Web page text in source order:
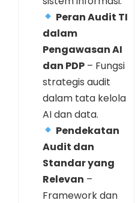
Peran Audit TI
dalam
Pengawasan AI
dan PDP – Fungsi
strategis audit
dalam tata kelola
AI dan data.
Pendekatan
Audit dan
Standar yang
Relevan –
Framework dan